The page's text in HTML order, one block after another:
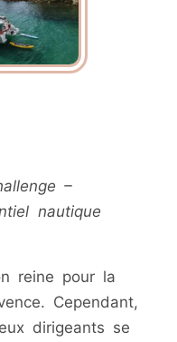
–
nautique
reine pour la
Cependant,
dirigeants se